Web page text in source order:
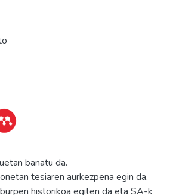
banatu da.
tesiaren aurkezpena egin da.
historikoa egiten da eta SA-k